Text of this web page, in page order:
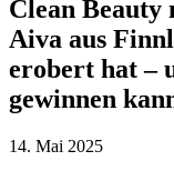
Clean
Aiva aus
erobert hat –
gewinnen
14. Mai 2025